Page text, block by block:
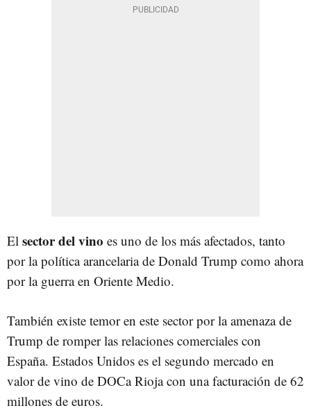
El sector del vino es uno de los más afectados, tanto
por la política arancelaria de Donald Trump como ahora
por la guerra en Oriente Medio.
También existe temor en este sector por la amenaza de
Trump de romper las relaciones comerciales con
España. Estados Unidos es el segundo mercado en
valor de vino de DOCa Rioja con una facturación de 62
millones de euros.